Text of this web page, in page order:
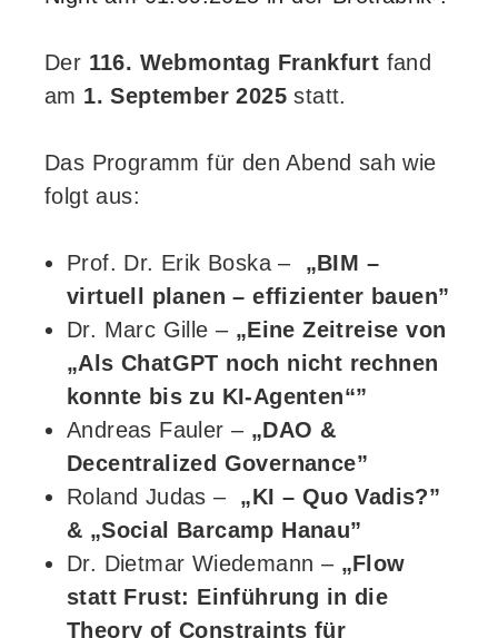
Der 116. Webmontag Frankfurt fand
am 1. September 2025 statt.
Das Programm für den Abend sah wie
folgt aus:
Prof. Dr. Erik Boska – „BIM –
virtuell planen – effizienter bauen”
Dr. Marc Gille – „Eine Zeitreise von
„Als ChatGPT noch nicht rechnen
konnte bis zu KI-Agenten“”
Andreas Fauler – „DAO &
Decentralized Governance”
Roland Judas – „KI – Quo Vadis?”
& „Social Barcamp Hanau”
Dr. Dietmar Wiedemann – „Flow
statt Frust: Einführung in die
Theory of Constraints für